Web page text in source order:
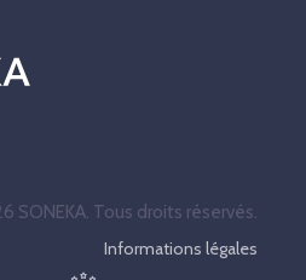
SONEKA. Tous droits réservés.
Informations légales